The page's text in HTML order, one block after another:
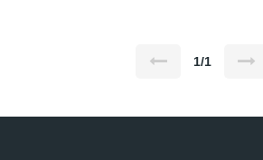
1/1